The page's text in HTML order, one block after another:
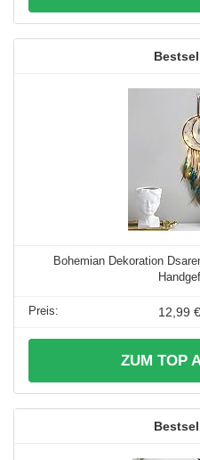
Bohemian Dekoration
12,99 €
ZUM TOP